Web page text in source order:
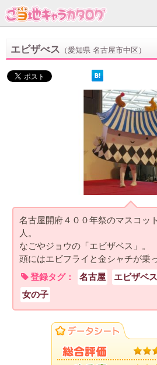
エビザべス （愛知県 名古屋市中区）
名古屋開府４００年祭のマスコッ
人。
なごやジョウの「エビザベス」。
頭にはエビフライと金シャチが乗
登録タグ：
名古屋 エビザベス
女の子